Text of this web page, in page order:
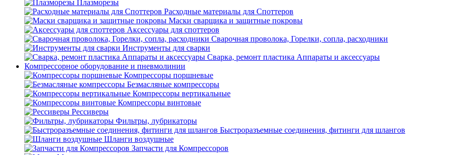
Плазморезы
Расходные материалы для Споттеров
Маски сварщика и защитные покровы
Аксессуары для споттеров
Сварочная проволока, Горелки, сопла, расходники
Инструменты для сварки
Сварка, ремонт пластика Аппараты и аксессуары
Компрессорное оборудование и пневмолинии
Компрессоры поршневые
Безмасляные компрессоры
Компрессоры вертикальные
Компрессоры винтовые
Рессиверы
Фильтры, лубрикаторы
Быстроразъемные соединения, фитинги для шлангов
Шланги воздушные
Запчасти для Компрессоров